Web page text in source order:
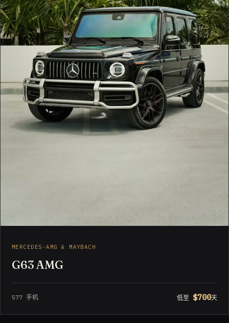
MERCEDES-AMG & MAYBACH
G63 AMG
577 手机 低至 $700天